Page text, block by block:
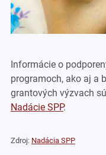
Informácie o
programoch, ako aj a
grantových výzvach
Nadácie SPP.
Zdroj: Nadácia SPP